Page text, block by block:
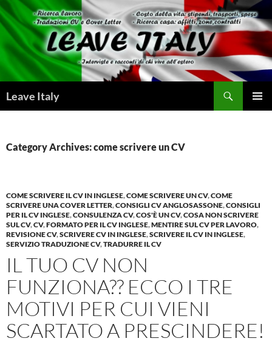
Skip
to
content
Leave Italy
Category Archives: come scrivere un CV
COME SCRIVERE IL CV IN INGLESE,COME SCRIVERE UN CV,COME
SCRIVERE UNA COVER LETTER,CONSIGLI CV ANGLOSASSONE,CONSIGLI
PER IL CV INGLESE,CONSULENZA CV,COS'È UN CV,COSA NON SCRIVERE
SUL CV,CV,FORMATO PER IL CV INGLESE,MENTIRE SUL CV PER LAVORO,
REVISIONE CV,SCRIVERE CV IN INGLESE,SCRIVERE IL CV IN INGLESE,
SERVIZIO TRADUZIONE CV,TRADURRE IL CV
IL TUO CV NON
FUNZIONA?? ECCO I TRE
MOTIVI PER CUI VIENI
SCARTATO A PRESCINDERE!